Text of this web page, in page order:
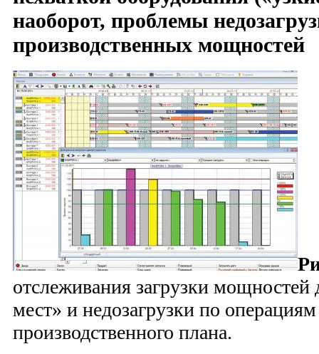
наоборот, проблемы
производственных мощностей
отслеживания загрузки мощностей
мест» и недозагрузки по операциям
производственного плана.